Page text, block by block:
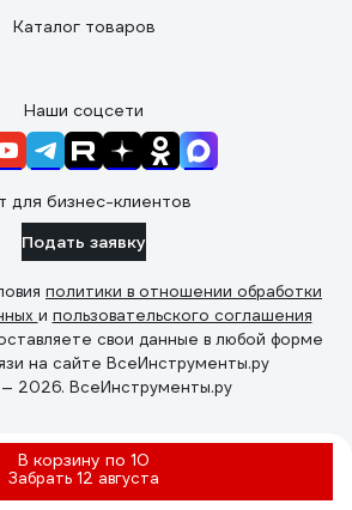
В корзину по 10
Забрать 12 августа
Каталог товаров
Наши соцсети
для бизнес-клиентов
Подать заявку
политики в отношении обработки
и пользовательского соглашения
свои данные в любой форме
на сайте ВсеИнструменты.ру
2026. ВсеИнструменты.ру